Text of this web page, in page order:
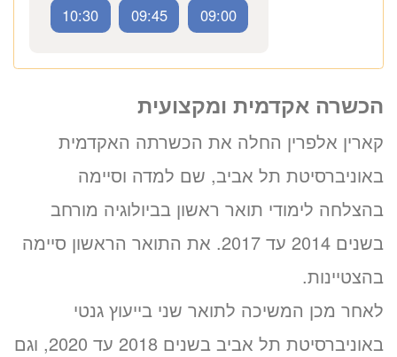
ב-3 שלבים קצרים
(לא נדרש כרטיס אשראי)
שעה
09:00
09:45
10:30
הכשרה אקדמית ומקצועית
קארין אלפרין החלה את הכשרתה האקדמית
באוניברסיטת תל אביב, שם למדה וסיימה
בהצלחה לימודי תואר ראשון בביולוגיה מורחב
בשנים 2014 עד 2017. את התואר הראשון סיימה
בהצטיינות.
לאחר מכן המשיכה לתואר שני בייעוץ גנטי
באוניברסיטת תל אביב בשנים 2018 עד 2020, וגם